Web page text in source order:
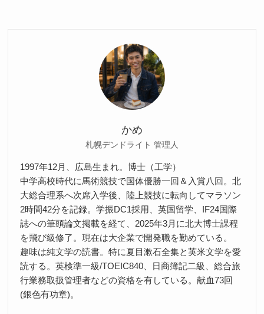
かめ
札幌デンドライト 管理人
1997年12月、広島生まれ。博士（工学）
中学高校時代に馬術競技で国体優勝一回＆入賞八回。北
大総合理系へ次席入学後、陸上競技に転向してマラソン
2時間42分を記録。学振DC1採用、英国留学、IF24国際
誌への筆頭論文掲載を経て、2025年3月に北大博士課程
を飛び級修了。現在は大企業で開発職を勤めている。
趣味は純文学の読書。特に夏目漱石全集と英米文学を愛
読する。英検準一級/TOEIC840、日商簿記二級、総合旅
行業務取扱管理者などの資格を有している。献血73回
(銀色有功章)。